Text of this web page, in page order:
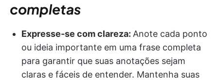
completas
Expresse-se com clareza: Anote cada ponto
ou ideia importante em uma frase completa
para garantir que suas anotações sejam
claras e fáceis de entender. Mantenha suas